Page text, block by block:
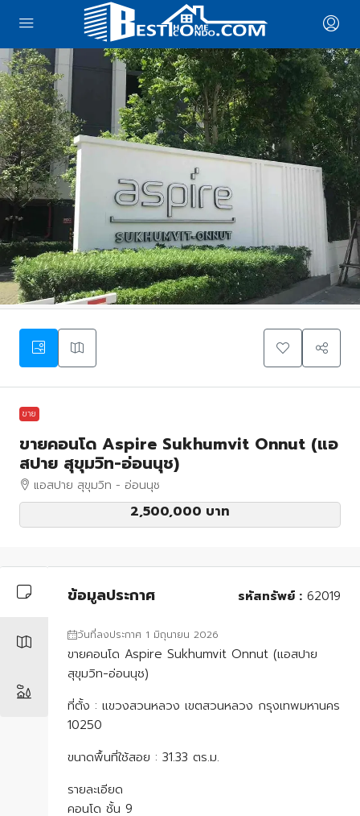
ขาย
ขายคอนโด Aspire Sukhumvit Onnut (แอ
สปาย สุขุมวิท-อ่อนนุช)
แอสปาย สุขุมวิท - อ่อนนุช
2,500,000 บาท
ข้อมูลประกาศ รหัสทรัพย์ : 62019
วันที่ลงประกาศ 1 มิถุนายน 2026
ขายคอนโด Aspire Sukhumvit Onnut (แอสปาย
สุขุมวิท-อ่อนนุช)
ที่ตั้ง : แขวงสวนหลวง เขตสวนหลวง กรุงเทพมหานคร
10250
ขนาดพื้นที่ใช้สอย : 31.33 ตร.ม.
รายละเอียด
คอนโด ชั้น 9